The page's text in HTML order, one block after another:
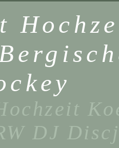
DJ